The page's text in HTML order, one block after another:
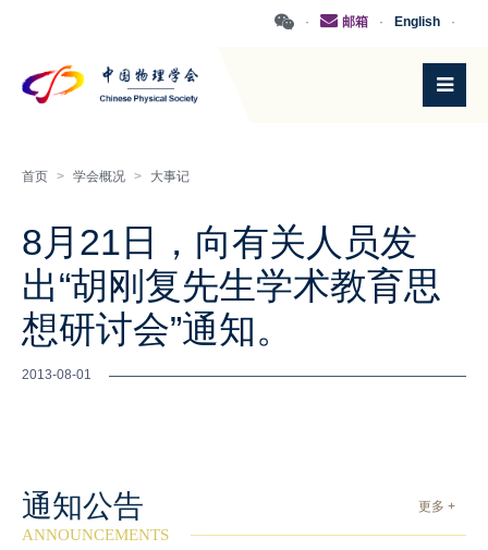
·
English
·
邮箱
·
首页 > 学会概况 > 大事记
8月21日，向有关人员发
出“胡刚复先生学术教育思
想研讨会”通知。
2013-08-01
通知公告 更多 +
ANNOUNCEMENTS